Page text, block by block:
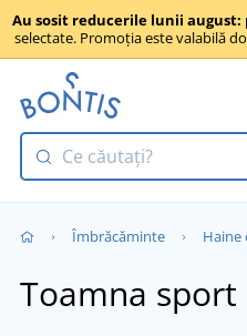
Au sosit reducerile lunii august:
selectate. Promoția este valabilă
Îmbrăcăminte Haine
Toamna sport